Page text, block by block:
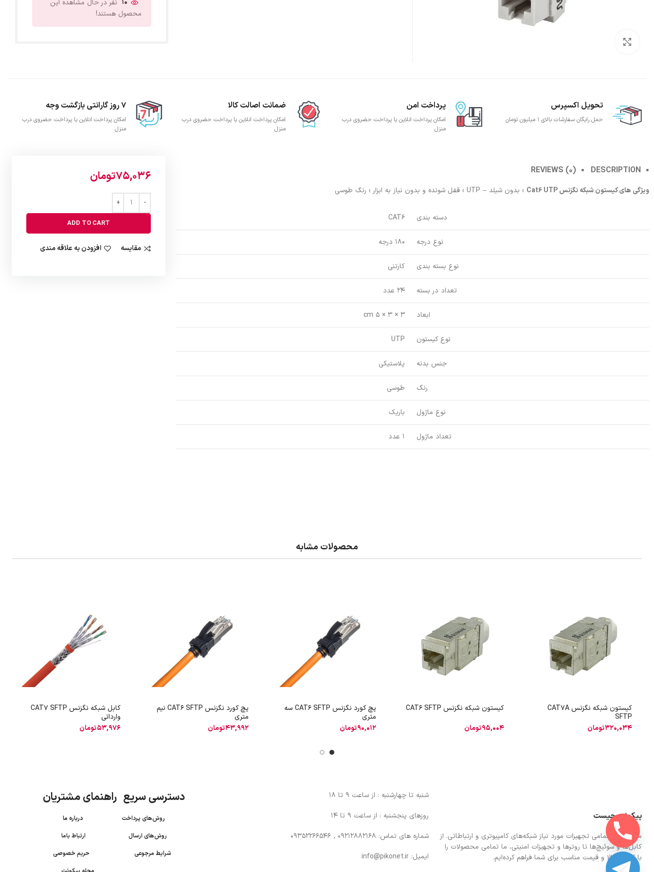
نفر در حال مشاهده این
محصول هستند!
تحویل اکسپرس
حمل رایگان سفارشات بالای 1 میلیون تومان
پرداخت امن
امکان پرداخت انلاین یا پرداخت حضروی درب
منزل
ضمانت اصالت کالا
امکان پرداخت انلاین یا پرداخت حضروی درب
منزل
7 روز گارانتی بازگشت وجه
امکان پرداخت انلاین یا پرداخت حضروی درب
منزل
DESCRIPTION
REVIEWS (0)
ویژگی های کیستون شبکه نگزنس Cat6 UTP › بدون شیلد – UTP › قفل شونده و بدون نیاز به ابزار › رنگ طوسی
دسته بندی CAT6
نوع درجه 180 درجه
نوع بسته بندی کارتنی
تعداد در بسته 24 عدد
ابعاد 3 × 3 × 5 cm
نوع کیستون UTP
جنس بدنه پلاستیکی
رنگ طوسی
نوع ماژول باریک
تعداد ماژول 1 عدد
75,036تومان
ADD TO CART
مقایسه افزودن به علاقه مندی
محصولات مشابه
کیستون شبکه نگزنس CAT7A
SFTP
320,034تومان
کیستون شبکه نگزنس CAT6 SFTP
95,004تومان
پچ کورد نگزنس CAT6 SFTP سه
متری
90,012تومان
پچ کورد نگزنس CAT6 SFTP نیم
متری
43,992تومان
کابل شبکه نگزنس CAT7 SFTP
وارداتی
53,976تومان
پیکونت چیست
ما در اینجا تمامی تجهیزات مورد نیاز شبکه‌های کامپیوتری و ارتباطاتی. از
کابل‌ها و سوئیچ‌ها تا روترها و تجهیزات امنیتی، ما تمامی محصولات را
با کیفیت بالا و قیمت مناسب برای شما فراهم کرده‌ایم.
شنبه تا چهارشنبه : از ساعت 9 تا 18
روزهای پنجشنبه : از ساعت 9 تا 14
شماره های تماس: 09212882168 , 09352266546
ایمیل: info@pikonet.ir
دسترسی سریع راهنمای مشتریان
روش‌های پرداختدرباره ما
روش‌های ارسال
ارتباط باما
شرایط مرجوعی
حریم خصوصی